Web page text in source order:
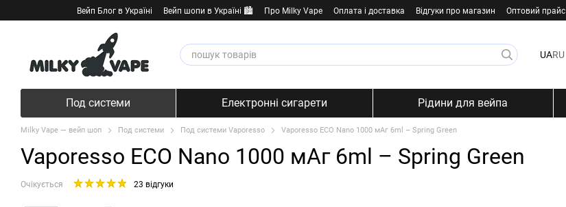
Перейти к основному контенту
Вейп Блог в Україні Вейп шопи в Україні 🏙️ Про Milky Vape Оплата і доставка Відгуки про магазин Оптовий прайс
UARU
Под системи Електронні сигарети Рідини для вейпа
Milky Vape — вейп шоп Под системи Под системи Vaporesso Vaporesso ECO Nano 1000 мАг 6ml – Spring Green
Vaporesso ECO Nano 1000 мАг 6ml – Spring Green
Очікується 23 відгуки